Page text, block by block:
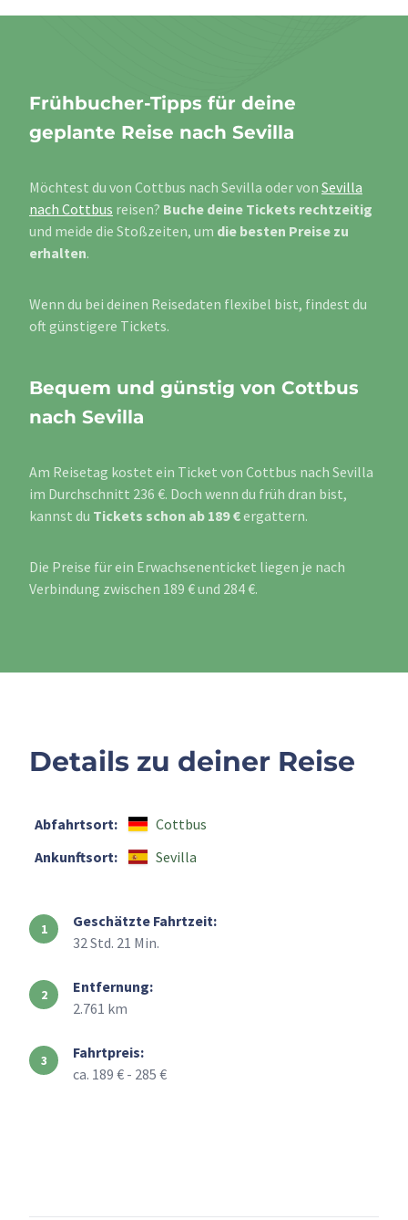
Frühbucher-Tipps für deine
geplante Reise nach Sevilla
Möchtest du von Cottbus nach Sevilla oder von Sevilla
nach Cottbus reisen? Buche deine Tickets rechtzeitig
und meide die Stoßzeiten, um die besten Preise zu
erhalten.
Wenn du bei deinen Reisedaten flexibel bist, findest du
oft günstigere Tickets.
Bequem und günstig von Cottbus
nach Sevilla
Am Reisetag kostet ein Ticket von Cottbus nach Sevilla
im Durchschnitt 236 €. Doch wenn du früh dran bist,
kannst du Tickets schon ab 189 €ergattern.
Die Preise für ein Erwachsenenticket liegen je nach
Verbindung zwischen 189 € und 284 €.
Details zu deiner Reise
Abfahrtsort:
Cottbus
Ankunftsort:
Sevilla
Geschätzte Fahrtzeit:
32 Std. 21 Min.
Entfernung:
2.761 km
Fahrtpreis:
ca. 189 € - 285 €